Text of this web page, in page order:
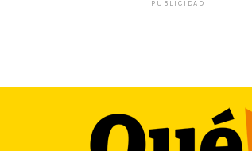
PUBLICIDAD